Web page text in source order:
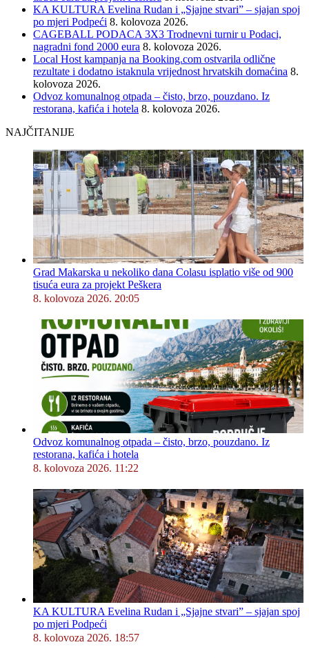
KA KULTURA Evelina Rudan i „Sjajne stvari” – sjajan spoj
po mjeri Podpeći 8. kolovoza 2026.
CAGEBALL PODACA 3X3 Trodnevni turnir u Podaci,
nagradni fond 2000 eura 8. kolovoza 2026.
Local Host kampanja na Booking.com ostvarila odlične
rezultate i dodatno istaknula vrijednost hrvatskih domaćina 8.
kolovoza 2026.
Odvoz komunalnog otpada – čisto, brzo, pouzdano. Iz
restorana, kafića i hotela 8. kolovoza 2026.
NAJČITANIJE
Grad Makarska u nekoliko dana Colasu isplatio više od 900
tisuća eura za projekt Peškera
8. kolovoza 2026. 20:05
Odvoz komunalnog otpada – čisto, brzo, pouzdano. Iz
restorana, kafića i hotela
8. kolovoza 2026. 11:22
KA KULTURA Evelina Rudan i „Sjajne stvari” – sjajan spoj
po mjeri Podpeći
8. kolovoza 2026. 18:57